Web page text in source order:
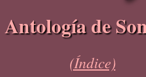
Antología de
(Índice)